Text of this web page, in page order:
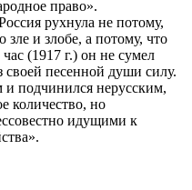
право».
рухнула не потому,
зле и злобе, а потому, что
(1917 г.) он не сумел
своей песенной души силу.
и подчинился нерусским,
количество, но
идущими к